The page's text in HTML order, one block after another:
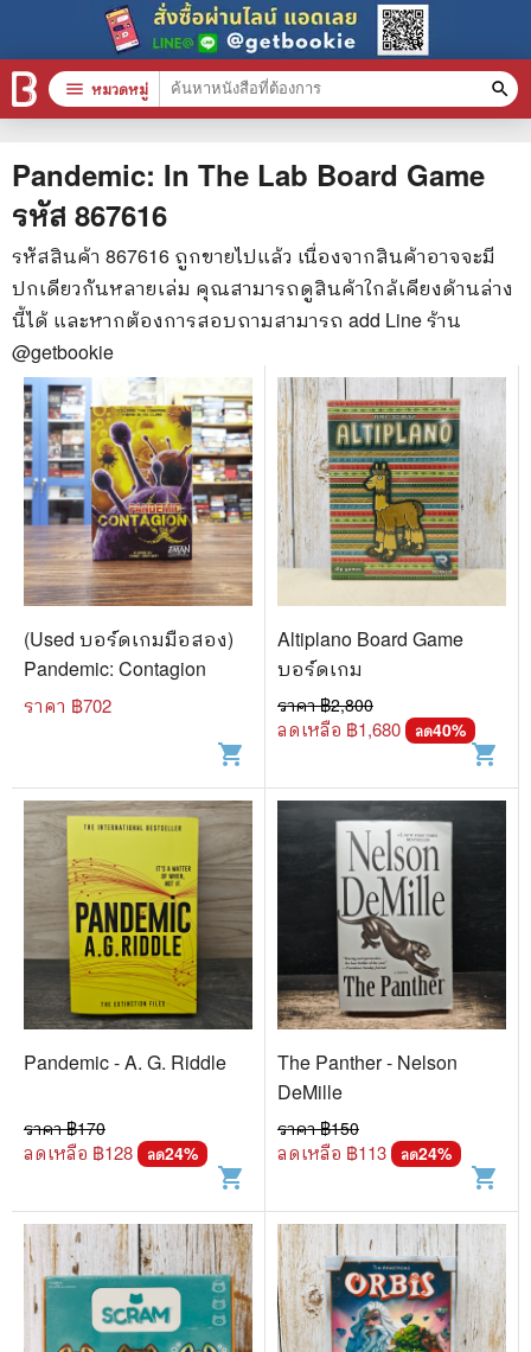
Pandemic: In The Lab Board Game
รหัส 867616
รหัสสินค้า 867616 ถูกขายไปแล้ว เนื่องจากสินค้าอาจจะมี
ปกเดียวกันหลายเล่ม คุณสามารถดูสินค้าใกล้เคียงด้านล่าง
นี้ได้ และหากต้องการสอบถามสามารถ add Line ร้าน
@getbookie
(Used บอร์ดเกมมือสอง)
Pandemic: Contagion
ราคา ฿702
shopping_cart
Altiplano Board Game
บอร์ดเกม
ราคา ฿2,800
ลดเหลือ ฿1,680 ลด40%
shopping_cart
Pandemic - A. G. Riddle
ราคา ฿170
ลดเหลือ ฿128 ลด24%
shopping_cart
The Panther - Nelson
DeMille
ราคา ฿150
ลดเหลือ ฿113 ลด24%
shopping_cart
menu หมวดหมู่ search
หมวดหมู่สินค้า clear
หนังสือทั้งหมด
stars สินค้าใช้เฉพาะแต้มเท่านั้น
📚 หนังสือทั่วไป
🦄 วรรณกรรม นิยาย เรื่องสั้น
🎓 การศึกษา
😼 หนังสือการ์ตูน
🐲 หนังสือเด็ก
📕 นิตยสาร
🌎 International Books
🎲 Board Game
📅 สินค้าอื่นๆ